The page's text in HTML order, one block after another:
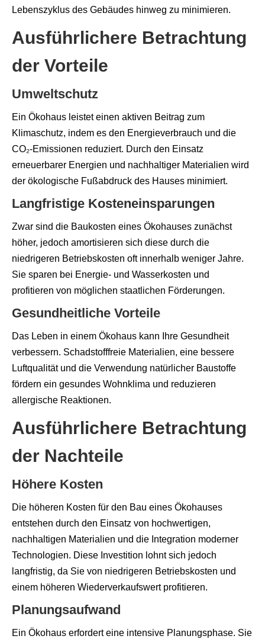
Lebenszyklus des Gebäudes hinweg zu minimieren.
Ausführlichere Betrachtung
der Vorteile
Umweltschutz
Ein Ökohaus leistet einen aktiven Beitrag zum
Klimaschutz, indem es den Energieverbrauch und die
CO₂-Emissionen reduziert. Durch den Einsatz
erneuerbarer Energien und nachhaltiger Materialien wird
der ökologische Fußabdruck des Hauses minimiert.
Langfristige Kosteneinsparungen
Zwar sind die Baukosten eines Ökohauses zunächst
höher, jedoch amortisieren sich diese durch die
niedrigeren Betriebskosten oft innerhalb weniger Jahre.
Sie sparen bei Energie- und Wasserkosten und
profitieren von möglichen staatlichen Förderungen.
Gesundheitliche Vorteile
Das Leben in einem Ökohaus kann Ihre Gesundheit
verbessern. Schadstofffreie Materialien, eine bessere
Luftqualität und die Verwendung natürlicher Baustoffe
fördern ein gesundes Wohnklima und reduzieren
allergische Reaktionen.
Ausführlichere Betrachtung
der Nachteile
Höhere Kosten
Die höheren Kosten für den Bau eines Ökohauses
entstehen durch den Einsatz von hochwertigen,
nachhaltigen Materialien und die Integration moderner
Technologien. Diese Investition lohnt sich jedoch
langfristig, da Sie von niedrigeren Betriebskosten und
einem höheren Wiederverkaufswert profitieren.
Planungsaufwand
Ein Ökohaus erfordert eine intensive Planungsphase. Sie